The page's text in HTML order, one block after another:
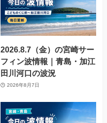
2026.8.7（金）の宮崎サー
フィン波情報｜青島・加江
田川河口の波況
2026年8月7日